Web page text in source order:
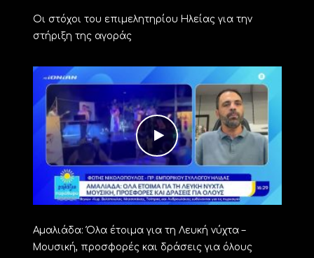
Οι στόχοι του επιμελητηρίου Ηλείας για την
στήριξη της αγοράς
Αμαλιάδα: Όλα έτοιμα για τη Λευκή νύχτα –
Μουσική, προσφορές και δράσεις για όλους